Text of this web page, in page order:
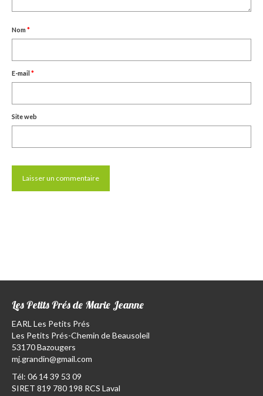
Nom *
E-mail *
Site web
Les Petits Prés de Marie Jeanne
EARL Les Petits Prés
Les Petits Prés-Chemin de Beausoleil
53170 Bazougers
mj.grandin@gmail.com
Tél: 06 14 39 53 09
SIRET 819 780 198 RCS Laval